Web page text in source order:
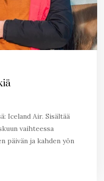
Iceland Air. Sisältää
vaihteessa
päivän ja kahden yön